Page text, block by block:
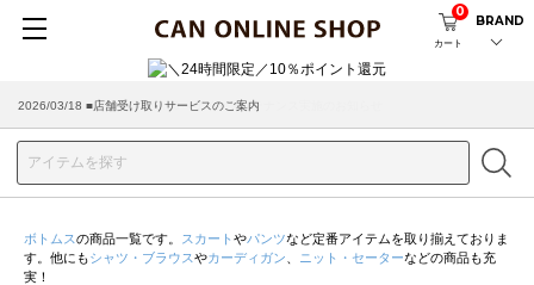
カート
0
BRAND
2026/08/04 ■8/13(木)AM2:00～サイトメンテナンス実施のお知らせ
2026/03/18 ■店舗受け取りサービスのご案内
ボトムスの商品一覧です。 スカート やパンツなど定番アイテムを取り揃えておりま
す。他にもシャツ・ブラウスやカーディガン ニット・セーターなどの商品も充
実！